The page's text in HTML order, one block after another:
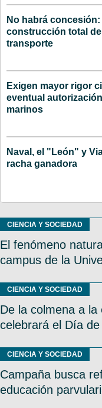
No habrá concesión:
construcción total
transporte
Exigen mayor rigor
eventual
marinos
Naval, el "León" y
racha ganadora
CIENCIA Y SOCIEDAD
El fenómeno
campus de la
CIENCIA Y SOCIEDAD
De la colmena a la
celebrará el Día
CIENCIA Y SOCIEDAD
Campaña busca
educación